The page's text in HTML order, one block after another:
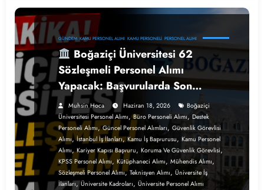
GÜNDEM KAMU PERSONEL ALIMI KAMU PERSONELI PERSONEL ALIMI
Boğaziçi Üniversitesi 62
Sözleşmeli Personel Alımı
Yapacak: Başvurularda Son
Günler
Muhsin Hoca Haziran 18, 2026
Boğaziçi
Üniversitesi Personel Alımı,Büro Personeli Alımı, Destek
Personeli Alımı,Güncel Personel Alımları, Güvenlik Görevlisi
Alımı,İstanbul İş İlanları,Kamu İş Başvurusu, Kamu Personel
Alımı,Kariyer Kapısı Başvuru, Koruma Ve Güvenlik Görevlisi,
KPSS Personel Alımı, Kütüphaneci Alımı, Mühendis Alımı,
Sözleşmeli Personel Alımı, Teknisyen Alımı, Üniversite İş
İlanları,Üniversite Kadroları, Üniversite Personel Alımı